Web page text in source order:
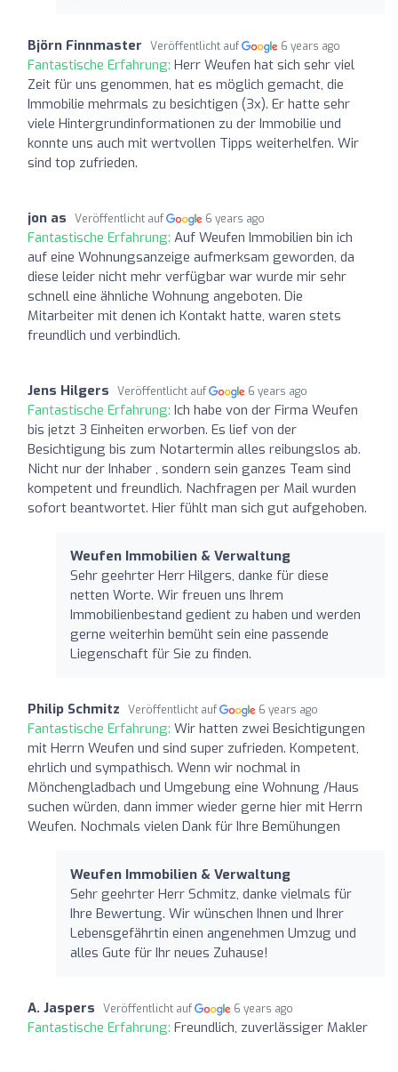
Björn Finnmaster Veröffentlicht auf 6 years ago
Fantastische Erfahrung: Herr Weufen hat sich sehr viel
Zeit für uns genommen, hat es möglich gemacht, die
Immobilie mehrmals zu besichtigen (3x). Er hatte sehr
viele Hintergrundinformationen zu der Immobilie und
konnte uns auch mit wertvollen Tipps weiterhelfen. Wir
sind top zufrieden.
jon as Veröffentlicht auf 6 years ago
Fantastische Erfahrung: Auf Weufen Immobilien bin ich
auf eine Wohnungsanzeige aufmerksam geworden, da
diese leider nicht mehr verfügbar war wurde mir sehr
schnell eine ähnliche Wohnung angeboten. Die
Mitarbeiter mit denen ich Kontakt hatte, waren stets
freundlich und verbindlich.
Jens Hilgers Veröffentlicht auf 6 years ago
Fantastische Erfahrung: Ich habe von der Firma Weufen
bis jetzt 3 Einheiten erworben. Es lief von der
Besichtigung bis zum Notartermin alles reibungslos ab.
Nicht nur der Inhaber , sondern sein ganzes Team sind
kompetent und freundlich. Nachfragen per Mail wurden
sofort beantwortet. Hier fühlt man sich gut aufgehoben.
Weufen Immobilien & Verwaltung
Sehr geehrter Herr Hilgers, danke für diese
netten Worte. Wir freuen uns Ihrem
Immobilienbestand gedient zu haben und werden
gerne weiterhin bemüht sein eine passende
Liegenschaft für Sie zu finden.
Philip Schmitz Veröffentlicht auf 6 years ago
Fantastische Erfahrung: Wir hatten zwei Besichtigungen
mit Herrn Weufen und sind super zufrieden. Kompetent,
ehrlich und sympathisch. Wenn wir nochmal in
Mönchengladbach und Umgebung eine Wohnung /Haus
suchen würden, dann immer wieder gerne hier mit Herrn
Weufen. Nochmals vielen Dank für Ihre Bemühungen
Weufen Immobilien & Verwaltung
Sehr geehrter Herr Schmitz, danke vielmals für
Ihre Bewertung. Wir wünschen Ihnen und Ihrer
Lebensgefährtin einen angenehmen Umzug und
alles Gute für Ihr neues Zuhause!
A. Jaspers Veröffentlicht auf 6 years ago
Fantastische Erfahrung: Freundlich, zuverlässiger Makler